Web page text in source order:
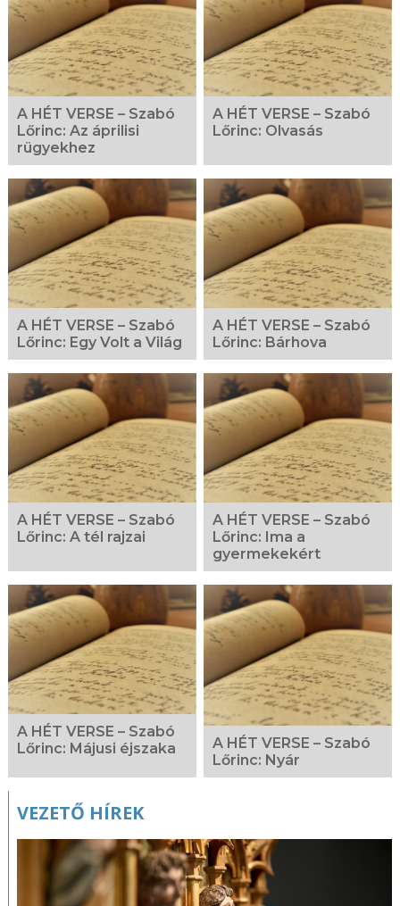
A HÉT VERSE – Szabó
Lőrinc: Az áprilisi
rügyekhez
A HÉT VERSE – Szabó
Lőrinc: Olvasás
A HÉT VERSE – Szabó
Lőrinc: Egy Volt a Világ
A HÉT VERSE – Szabó
Lőrinc: Bárhova
A HÉT VERSE – Szabó
Lőrinc: A tél rajzai
A HÉT VERSE – Szabó
Lőrinc: Ima a
gyermekekért
A HÉT VERSE – Szabó
Lőrinc: Májusi éjszaka
A HÉT VERSE – Szabó
Lőrinc: Nyár
VEZETŐ HÍREK